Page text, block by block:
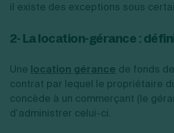
il existe des exceptions sous
2- La location-gérance :
Une location gérance de fonds
contrat par lequel le propriétaire
concède à un commerçant (le
d’administrer celui-ci.